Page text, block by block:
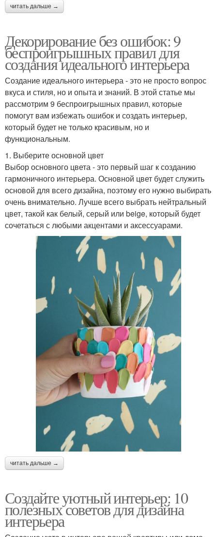
читать дальше →
Декорирование без ошибок: 9
беспроигрышных правил для
создания идеального интерьера
Создание идеального интерьера - это не просто вопрос
вкуса и стиля, но и опыта и знаний. В этой статье мы
рассмотрим 9 беспроигрышных правил, которые
помогут вам избежать ошибок и создать интерьер,
который будет не только красивым, но и
функциональным.
1. Выберите основной цвет
Выбор основного цвета - это первый шаг к созданию
гармоничного интерьера. Основной цвет будет служить
основой для всего дизайна, поэтому его нужно выбирать
очень внимательно. Лучше всего выбрать нейтральный
цвет, такой как белый, серый или beige, который будет
сочетаться с любыми акцентами и аксессуарами.
читать дальше →
Создайте уютный интерьер: 10
полезных советов для дизайна
интерьера